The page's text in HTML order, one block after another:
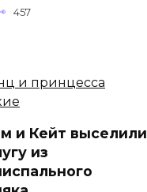
457
и Кейт выселили
из